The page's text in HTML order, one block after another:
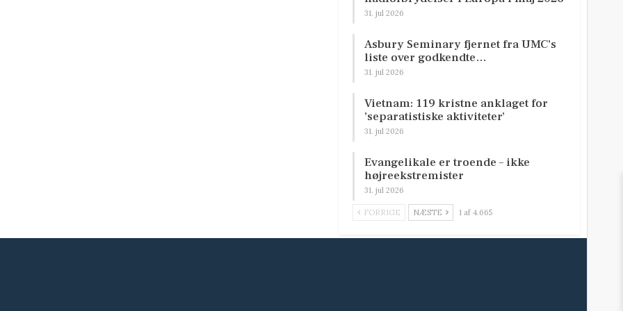
31. jul 2026
Asbury Seminary fjernet fra UMC’s
liste over godkendte…
31. jul 2026
Vietnam: 119 kristne anklaget for
’separatistiske aktiviteter’
31. jul 2026
Evangelikale er troende – ikke
højreekstremister
31. jul 2026
FORRIGE NÆSTE 1 af 4.665